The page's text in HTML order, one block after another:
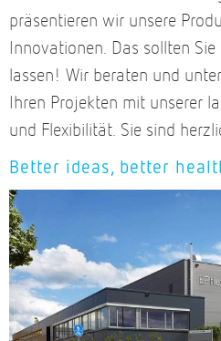
präsentieren wir unsere
Innovationen. Das sollten
lassen! Wir beraten und
Ihren Projekten mit unserer
und Flexibilität. Sie sind
Better ideas, better